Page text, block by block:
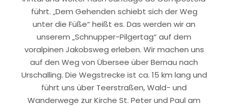
führt. „Dem Gehenden schiebt sich der Weg
unter die Füße“ heißt es. Das werden wir an
unserem „Schnupper-Pilgertag“ auf dem
voralpinen Jakobsweg erleben. Wir machen uns
auf den Weg von Übersee über Bernau nach
Urschalling. Die Wegstrecke ist ca. 15 km lang und
führt uns über Teerstraßen, Wald- und
Wanderwege zur Kirche St. Peter und Paul am